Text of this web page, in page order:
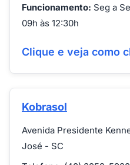
Funcionamento: Seg a
09h às 12:30h
Clique e veja como
Kobrasol
Avenida Presidente
José - SC